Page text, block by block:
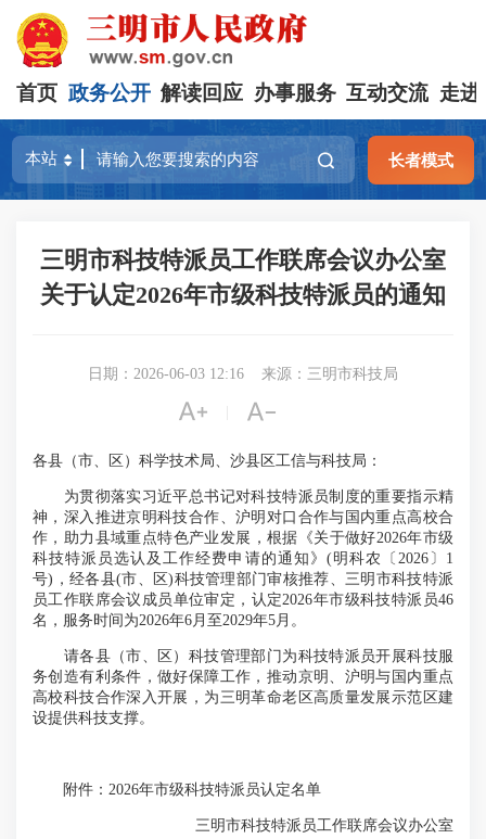
首页 政务公开 解读回应 办事服务 互动交流 走进
长者模式
三明市科技特派员工作联席会议办公室
关于认定2026年市级科技特派员的通知
日期：2026-06-03 12:16 来源：三明市科技局
 
各县（市、区）科学技术局、沙县区工信与科技局：
为贯彻落实习近平总书记对科技特派员制度的重要指示精
神，深入推进京明科技合作、沪明对口合作与国内重点高校合
作，助力县域重点特色产业发展，根据《关于做好2026年市级
科技特派员选认及工作经费申请的通知》(明科农〔2026〕1
号)，经各县(市、区)科技管理部门审核推荐、三明市科技特派
员工作联席会议成员单位审定，认定2026年市级科技特派员46
名，服务时间为2026年6月至2029年5月。
请各县（市、区）科技管理部门为科技特派员开展科技服
务创造有利条件，做好保障工作，推动京明、沪明与国内重点
高校科技合作深入开展，为三明革命老区高质量发展示范区建
设提供科技支撑。
附件：2026年市级科技特派员认定名单
三明市科技特派员工作联席会议办公室